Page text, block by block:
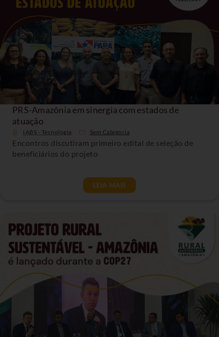
PRS-Amazônia em sinergia com estados de
atuação
IABS - Tecnologia Sem Categoria
Encontros discutiram primeiro edital de seleção de
beneficiários do projeto
LEIA MAIS